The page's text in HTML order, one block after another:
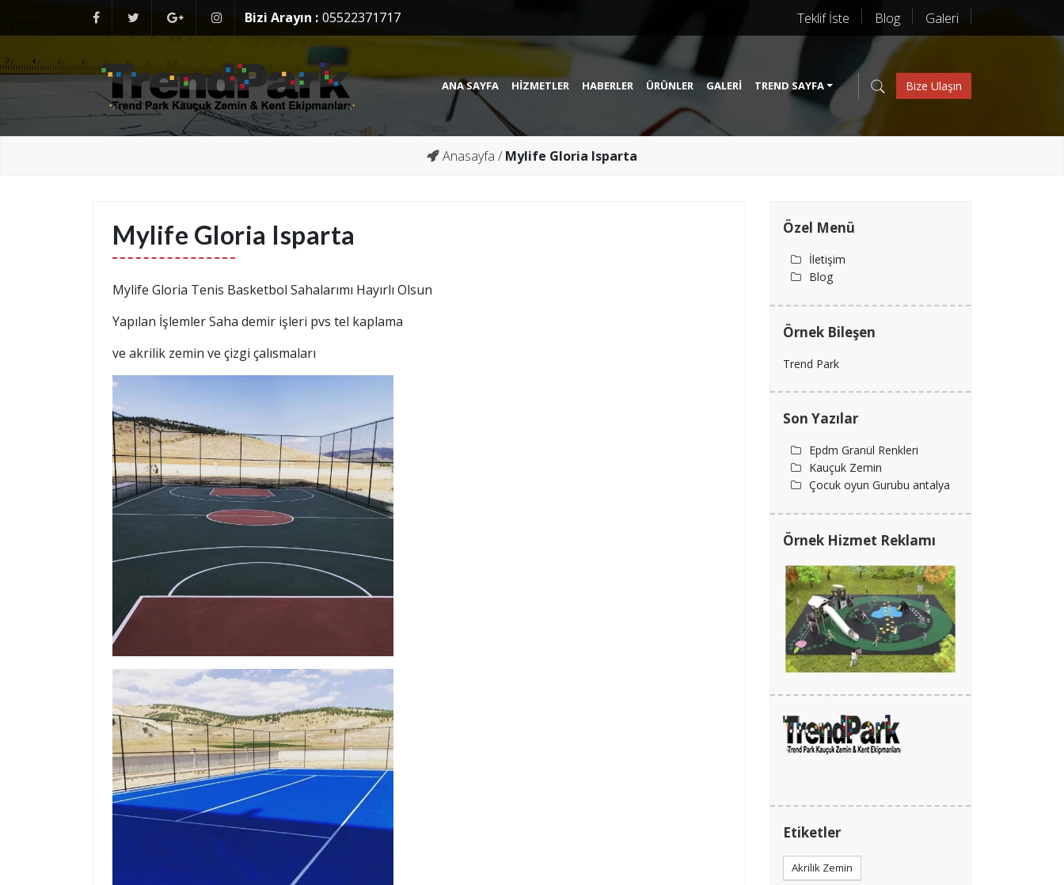
Bizi Arayın : 05522371717 Teklif İste Blog Galeri
Kauçuk Zemin Yer Kaplama Döşeme
Kauçuk Zemin Yer Kaplama Döşeme
ANA SAYFA HIZMETLER HABERLER ÜRÜNLER GALERI TREND SAYFA Bize Ulaşın
Anasayfa / Mylife Gloria Isparta
Mylife Gloria Isparta
Mylife Gloria Tenis Basketbol Sahalarımı Hayırlı Olsun
Yapılan İşlemler Saha demir işleri pvs tel kaplama
ve akrilik zemin ve çizgi çalısmaları
Özel Menü
İletişim
Blog
Örnek Bileşen
Trend Park
Son Yazılar
Epdm Granül Renkleri
Kauçuk Zemin
Çocuk oyun Gurubu antalya
Örnek Hizmet Reklamı
Etiketler
Akrilik Zemin